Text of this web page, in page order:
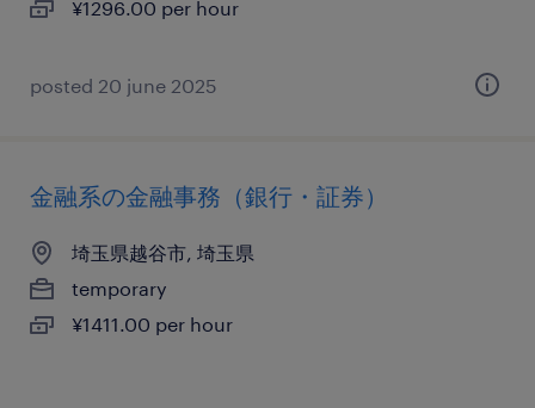
¥1296.00 per hour
posted 20 june 2025
金融系の金融事務（銀行・証券）
埼玉県越谷市, 埼玉県
temporary
¥1411.00 per hour